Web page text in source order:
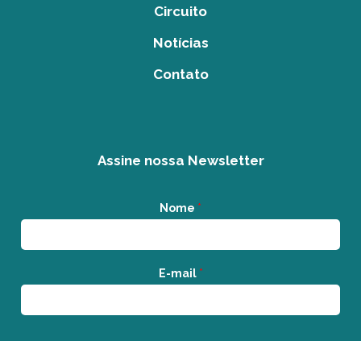
Circuito
Notícias
Contato
Assine nossa Newsletter
Nome *
E-mail *